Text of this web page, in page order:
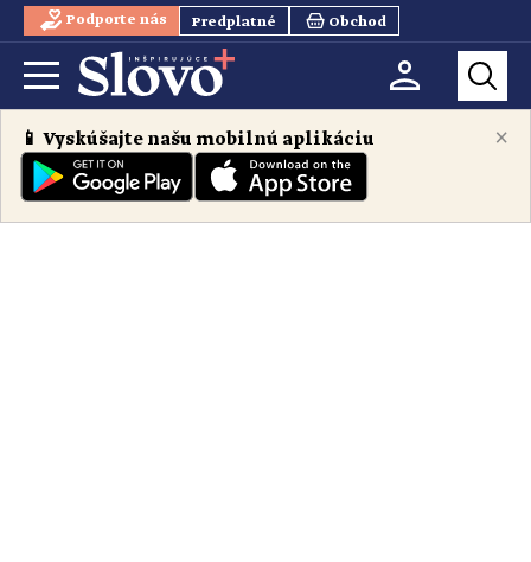
Podporte nás Predplatné Obchod
×
📱 Vyskúšajte našu mobilnú aplikáciu